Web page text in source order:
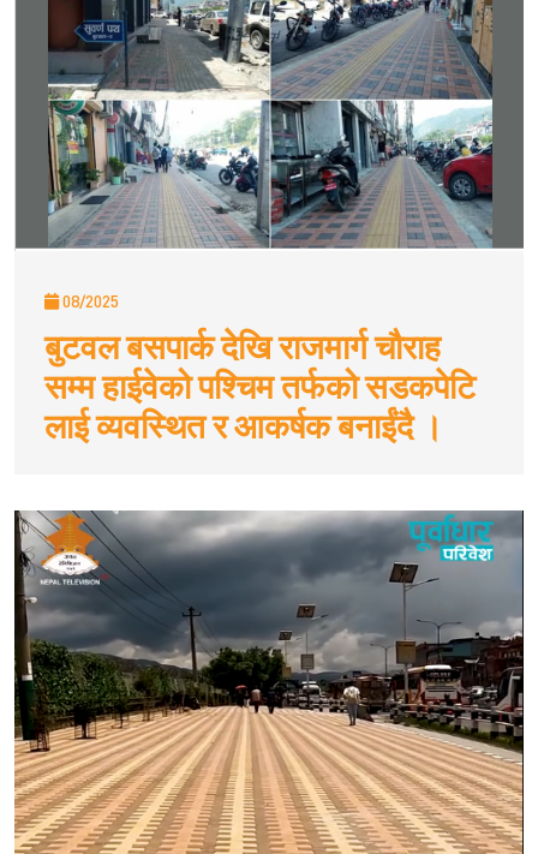
08/2025
बुटवल बसपार्क देखि राजमार्ग चौराह
सम्म हाईवेको पश्चिम तर्फको सडकपेटि
लाई व्यवस्थित र आकर्षक बनाईंदै ।